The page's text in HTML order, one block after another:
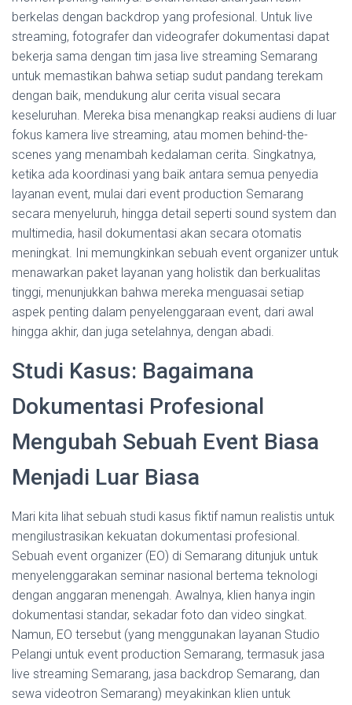
berkelas dengan backdrop yang profesional. Untuk live
streaming, fotografer dan videografer dokumentasi dapat
bekerja sama dengan tim jasa live streaming Semarang
untuk memastikan bahwa setiap sudut pandang terekam
dengan baik, mendukung alur cerita visual secara
keseluruhan. Mereka bisa menangkap reaksi audiens di luar
fokus kamera live streaming, atau momen behind-the-
scenes yang menambah kedalaman cerita. Singkatnya,
ketika ada koordinasi yang baik antara semua penyedia
layanan event, mulai dari event production Semarang
secara menyeluruh, hingga detail seperti sound system dan
multimedia, hasil dokumentasi akan secara otomatis
meningkat. Ini memungkinkan sebuah event organizer untuk
menawarkan paket layanan yang holistik dan berkualitas
tinggi, menunjukkan bahwa mereka menguasai setiap
aspek penting dalam penyelenggaraan event, dari awal
hingga akhir, dan juga setelahnya, dengan abadi.
Studi Kasus: Bagaimana
Dokumentasi Profesional
Mengubah Sebuah Event Biasa
Menjadi Luar Biasa
Mari kita lihat sebuah studi kasus fiktif namun realistis untuk
mengilustrasikan kekuatan dokumentasi profesional.
Sebuah event organizer (EO) di Semarang ditunjuk untuk
menyelenggarakan seminar nasional bertema teknologi
dengan anggaran menengah. Awalnya, klien hanya ingin
dokumentasi standar, sekadar foto dan video singkat.
Namun, EO tersebut (yang menggunakan layanan Studio
Pelangi untuk event production Semarang, termasuk jasa
live streaming Semarang, jasa backdrop Semarang, dan
sewa videotron Semarang) meyakinkan klien untuk